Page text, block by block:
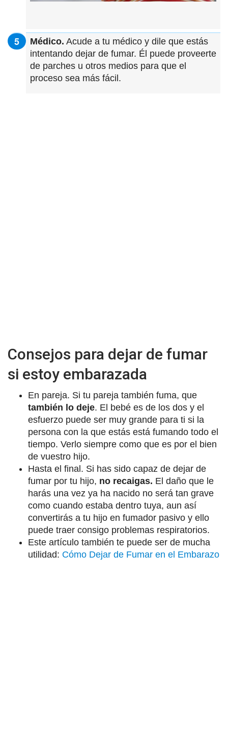
Médico. Acude a tu médico y dile que estás
intentando dejar de fumar. Él puede proveerte
de parches u otros medios para que el
proceso sea más fácil.
Consejos para dejar de fumar
si estoy embarazada
En pareja. Si tu pareja también fuma, que
también lo deje. El bebé es de los dos y el
esfuerzo puede ser muy grande para ti si la
persona con la que estás está fumando todo el
tiempo. Verlo siempre como que es por el bien
de vuestro hijo.
Hasta el final. Si has sido capaz de dejar de
fumar por tu hijo, no recaigas. El daño que le
harás una vez ya ha nacido no será tan grave
como cuando estaba dentro tuya, aun así
convertirás a tu hijo en fumador pasivo y ello
puede traer consigo problemas respiratorios.
Este artículo también te puede ser de mucha
utilidad: Cómo Dejar de Fumar en el Embarazo